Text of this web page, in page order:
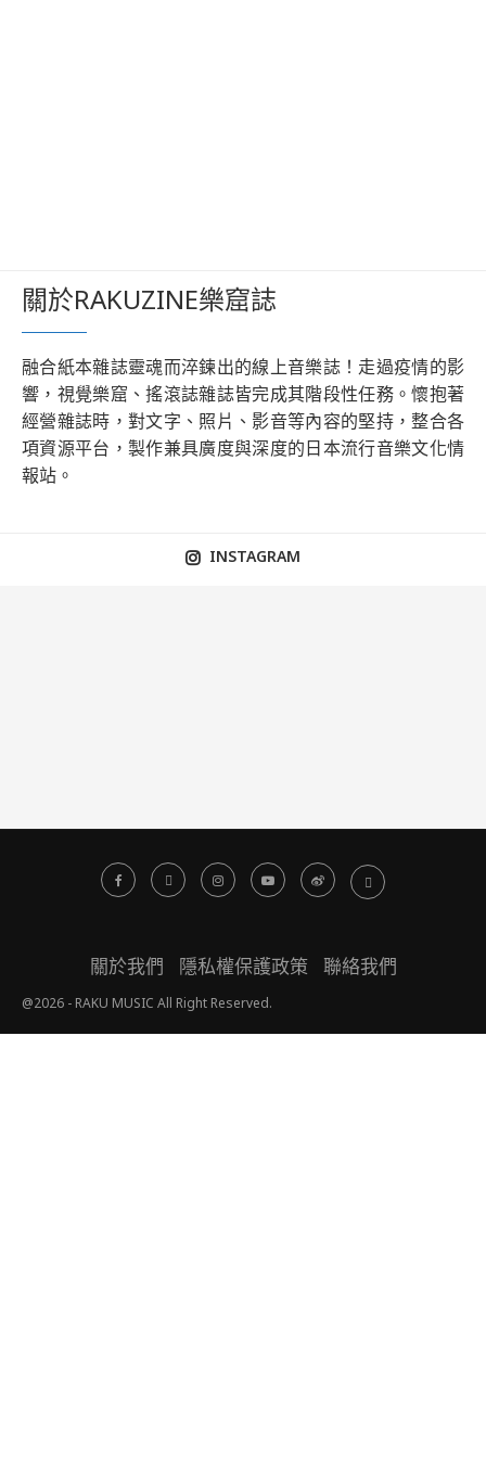
關於RAKUZINE樂窟誌
融合紙本雜誌靈魂而淬鍊出的線上音樂誌！走過疫情的影
響，視覺樂窟、搖滾誌雜誌皆完成其階段性任務。懷抱著
經營雜誌時，對文字、照片、影音等內容的堅持，整合各
項資源平台，製作兼具廣度與深度的日本流行音樂文化情
報站。
INSTAGRAM
關於我們 隱私權保護政策 聯絡我們
@2026 - RAKU MUSIC All Right Reserved.